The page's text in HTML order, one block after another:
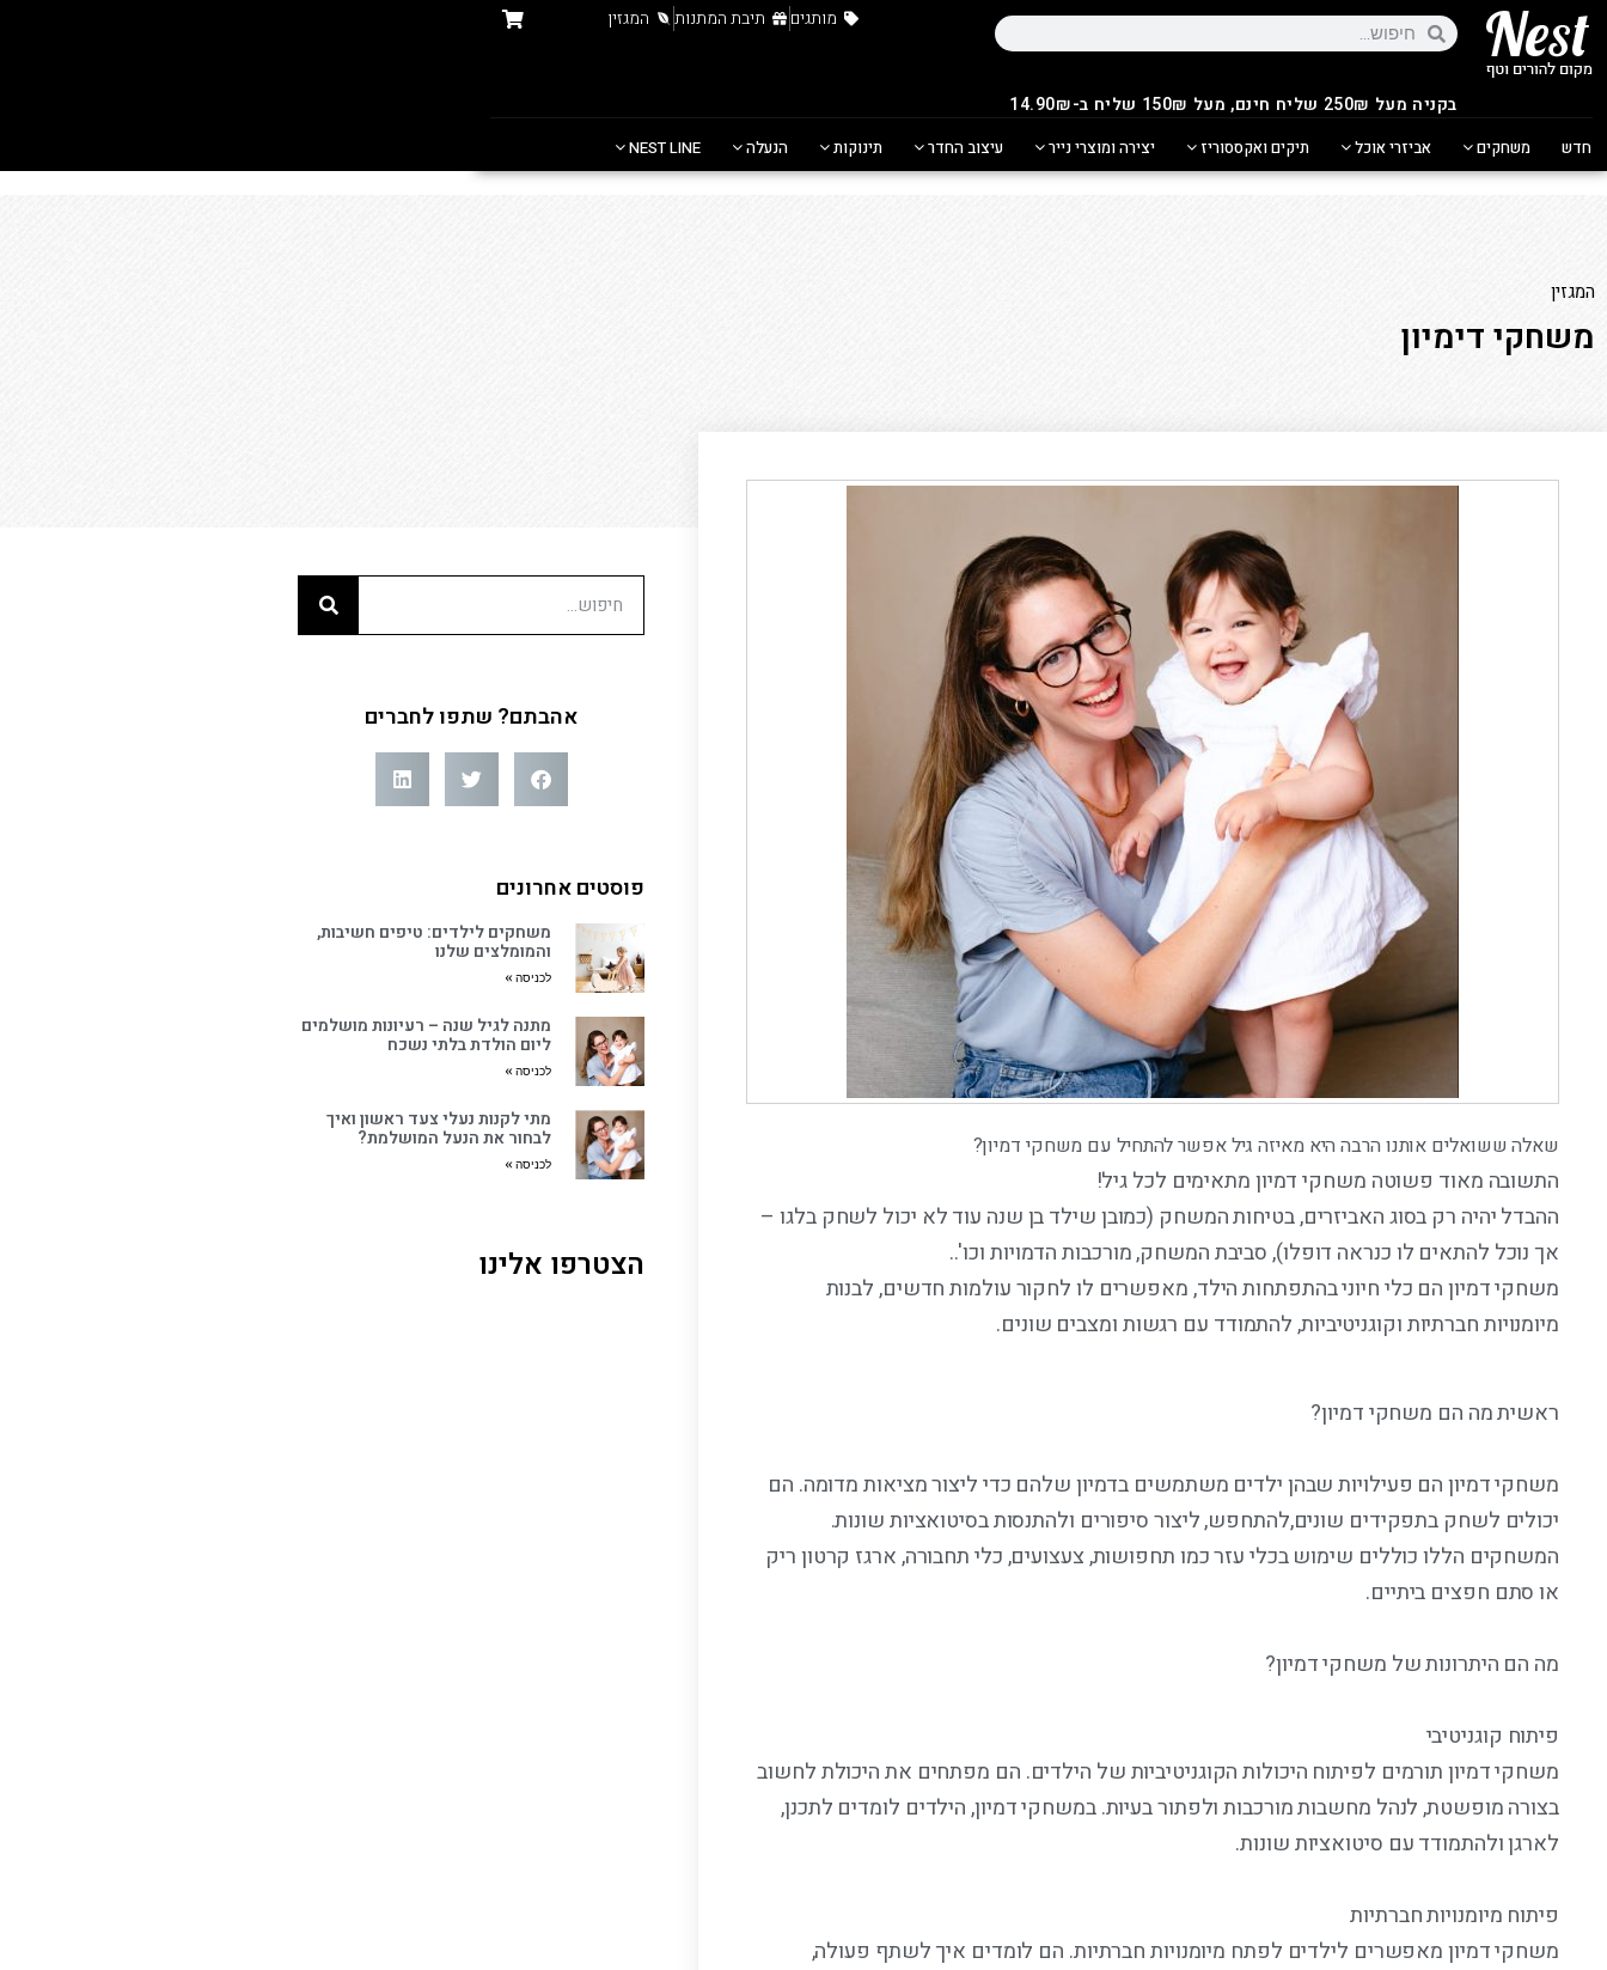
בקניה מעל 250 ₪ שליח חינם, מעל 150₪ שליח ב-14.90₪
מותגים תיבת המתנות המגזין
חדש משחקים אביזרי אוכל תיקים ואקססוריז יצירה ומוצרי נייר עיצוב החדר תינוקות הנעלה NEST LINE
המגזין
משחקי דימיון
שאלה ששואלים אותנו הרבה היא מאיזה גיל אפשר להתחיל עם משחקי דמיון?
התשובה מאוד פשוטה משחקי דמיון מתאימים לכל גיל!
ההבדל יהיה רק בסוג האביזרים, בטיחות המשחק (כמובן שילד בן שנה עוד לא יכול לשחק בלגו –
אך נוכל להתאים לו כנראה דופלו), סביבת המשחק, מורכבות הדמויות וכו'..
משחקי דמיון הם כלי חיוני בהתפתחות הילד, מאפשרים לו לחקור עולמות חדשים, לבנות
מיומנויות חברתיות וקוגניטיביות, להתמודד עם רגשות ומצבים שונים.
ראשית מה הם משחקי דמיון?
משחקי דמיון הם פעילויות שבהן ילדים משתמשים בדמיון שלהם כדי ליצור מציאות מדומה. הם
יכולים לשחק בתפקידים שונים,להתחפש, ליצור סיפורים ולהתנסות בסיטואציות שונות.
המשחקים הללו כוללים שימוש בכלי עזר כמו תחפושות, צעצועים, כלי תחבורה, ארגז קרטון ריק
או סתם חפצים ביתיים.
מה הם היתרונות של משחקי דמיון?
פיתוח קוגניטיבי
משחקי דמיון תורמים לפיתוח היכולות הקוגניטיביות של הילדים. הם מפתחים את היכולת לחשוב
בצורה מופשטת, לנהל מחשבות מורכבות ולפתור בעיות. במשחקי דמיון, הילדים לומדים לתכנן,
לארגן ולהתמודד עם סיטואציות שונות.
פיתוח מיומנויות חברתיות
משחקי דמיון מאפשרים לילדים לפתח מיומנויות חברתיות. הם לומדים איך לשתף פעולה,
אהבתם? שתפו לחברים
פוסטים אחרונים
משחקים לילדים: טיפים חשיבות,
והמומלצים שלנו
לכניסה »
מתנה לגיל שנה – רעיונות מושלמים
ליום הולדת בלתי נשכח
לכניסה »
מתי לקנות נעלי צעד ראשון ואיך
לבחור את הנעל המושלמת?
לכניסה »
הצטרפו אלינו